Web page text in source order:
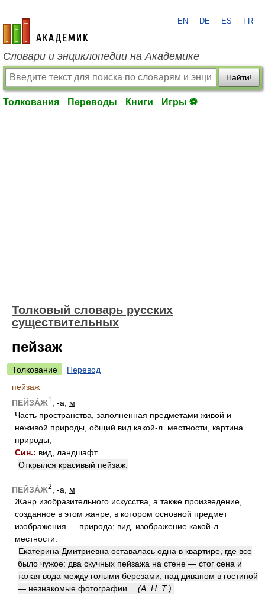
academic.ru
EN DE ES FR
Словари и энциклопедии на Академике
Найти!
Толкования Переводы Книги Игры ⚽
Толковый словарь русских
существительных
пейзаж
Толкование
Перевод
пейзаж
ПЕЙЗА́Ж1́ , -а, м
Часть пространства, заполненная предметами живой и
неживой природы, общий вид какой-л. местности, картина
природы;
Син.: вид, ландшафт.
Открылся красивый пейзаж.
ПЕЙЗА́Ж2́ , -а, м
Жанр изобразительного искусства, а также произведение,
созданное в этом жанре, в котором основной предмет
изображения — природа; вид, изображение какой-л.
местности.
Екатерина Дмитриевна оставалась одна в квартире, где все
было чужое: два скучных пейзажа на стене — стог сена и
талая вода между голыми березами; над диваном в гостиной
— незнакомые фотографии… (А. Н. Т.).